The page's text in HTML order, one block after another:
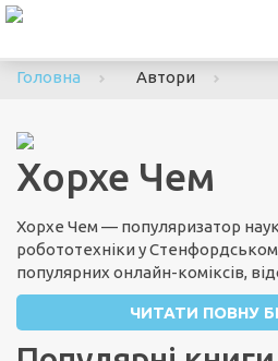
Головна
Автори
Хорхе Чем
Хорхе Чем — популяризатор
робототехніки у
популярних онлайн-коміксів,
ЧИТАТИ ПОВНУ